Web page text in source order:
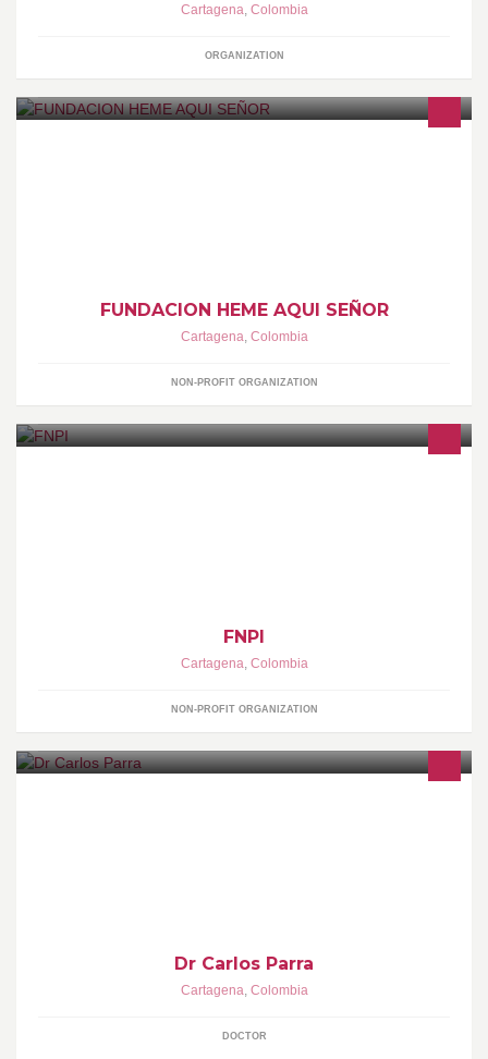
Cartagena, Colombia
ORGANIZATION
FUNDACION HEME AQUI SEÑOR
Cartagena, Colombia
NON-PROFIT ORGANIZATION
FNPI
Cartagena, Colombia
NON-PROFIT ORGANIZATION
Dr Carlos Parra
Cartagena, Colombia
DOCTOR